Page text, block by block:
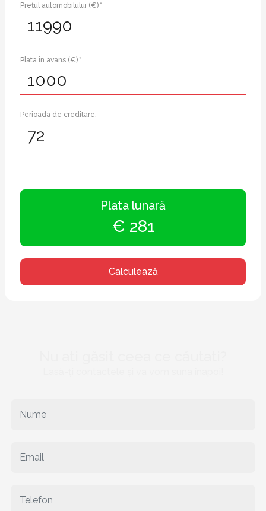
Prețul automobilului (€) *
Plata în avans (€) *
Perioada de creditare:
Plata lunară
€ 281
Calculează